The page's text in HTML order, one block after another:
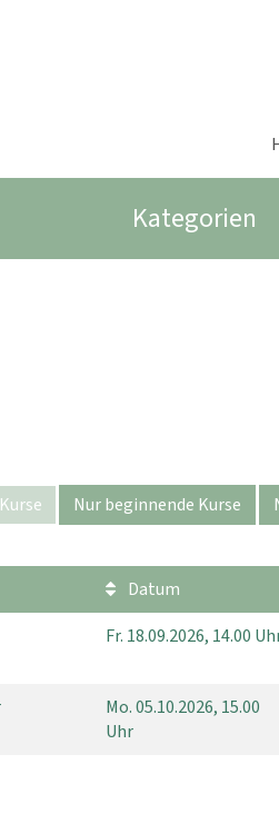
Kategorien
Nur beginnende Kurse
Datum
Fr. 18.09.2026, 14.00
Mo.05.10.2026, 15.00
Uhr